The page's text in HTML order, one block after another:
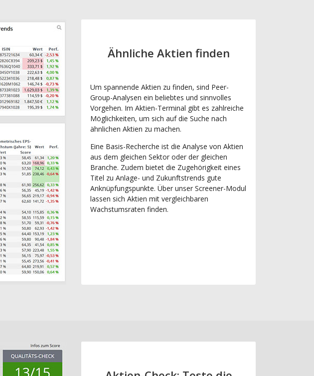
Ähnliche Aktien finden
Um spannende Aktien zu finden, sind Peer-
Group-Analysen ein beliebtes und sinnvolles
Vorgehen. Im Aktien-Terminal gibt es zahlreiche
Möglichkeiten, um sich auf die Suche nach
ähnlichen Aktien zu machen.
Eine Basis-Recherche ist die Analyse von Aktien
aus dem gleichen Sektor oder der gleichen
Branche. Zudem bietet die Zugehörigkeit eines
Titel zu Anlage- und Zukunftstrends gute
Anknüpfungspunkte. Über unser Screener-Modul
lassen sich Aktien mit vergleichbaren
Wachstumsraten finden.